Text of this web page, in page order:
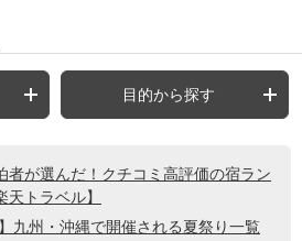
目的から探す
者が選んだ！クチコミ高評価の宿ラン
天トラベル】
】九州・沖縄で開催される夏祭り一覧